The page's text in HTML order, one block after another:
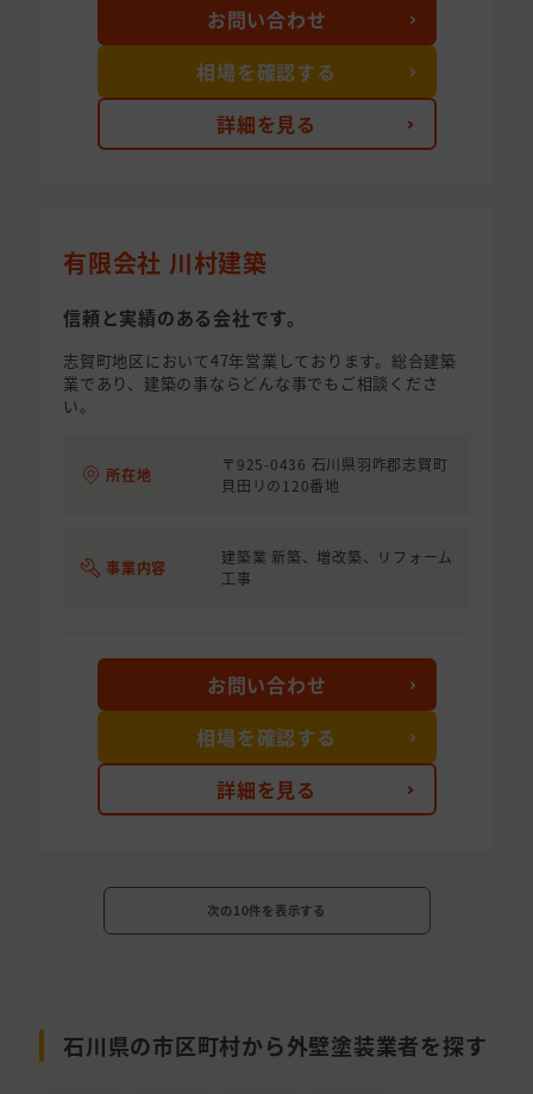
詳細を見る
お問い合わせ
相場を確認する
有限会社 川村建築
信頼と実績のある会社です。
志賀町地区において47年営業しております。総合建築
業であり、建築の事ならどんな事でもご相談くださ
い。
所在地
〒925-0436 石川県羽咋郡志賀町
貝田リの120番地
事業内容
建築業 新築、増改築、リフォーム
工事
詳細を見る
お問い合わせ
相場を確認する
次の10件を表示する
石川県の市区町村から外壁塗装業者を探す